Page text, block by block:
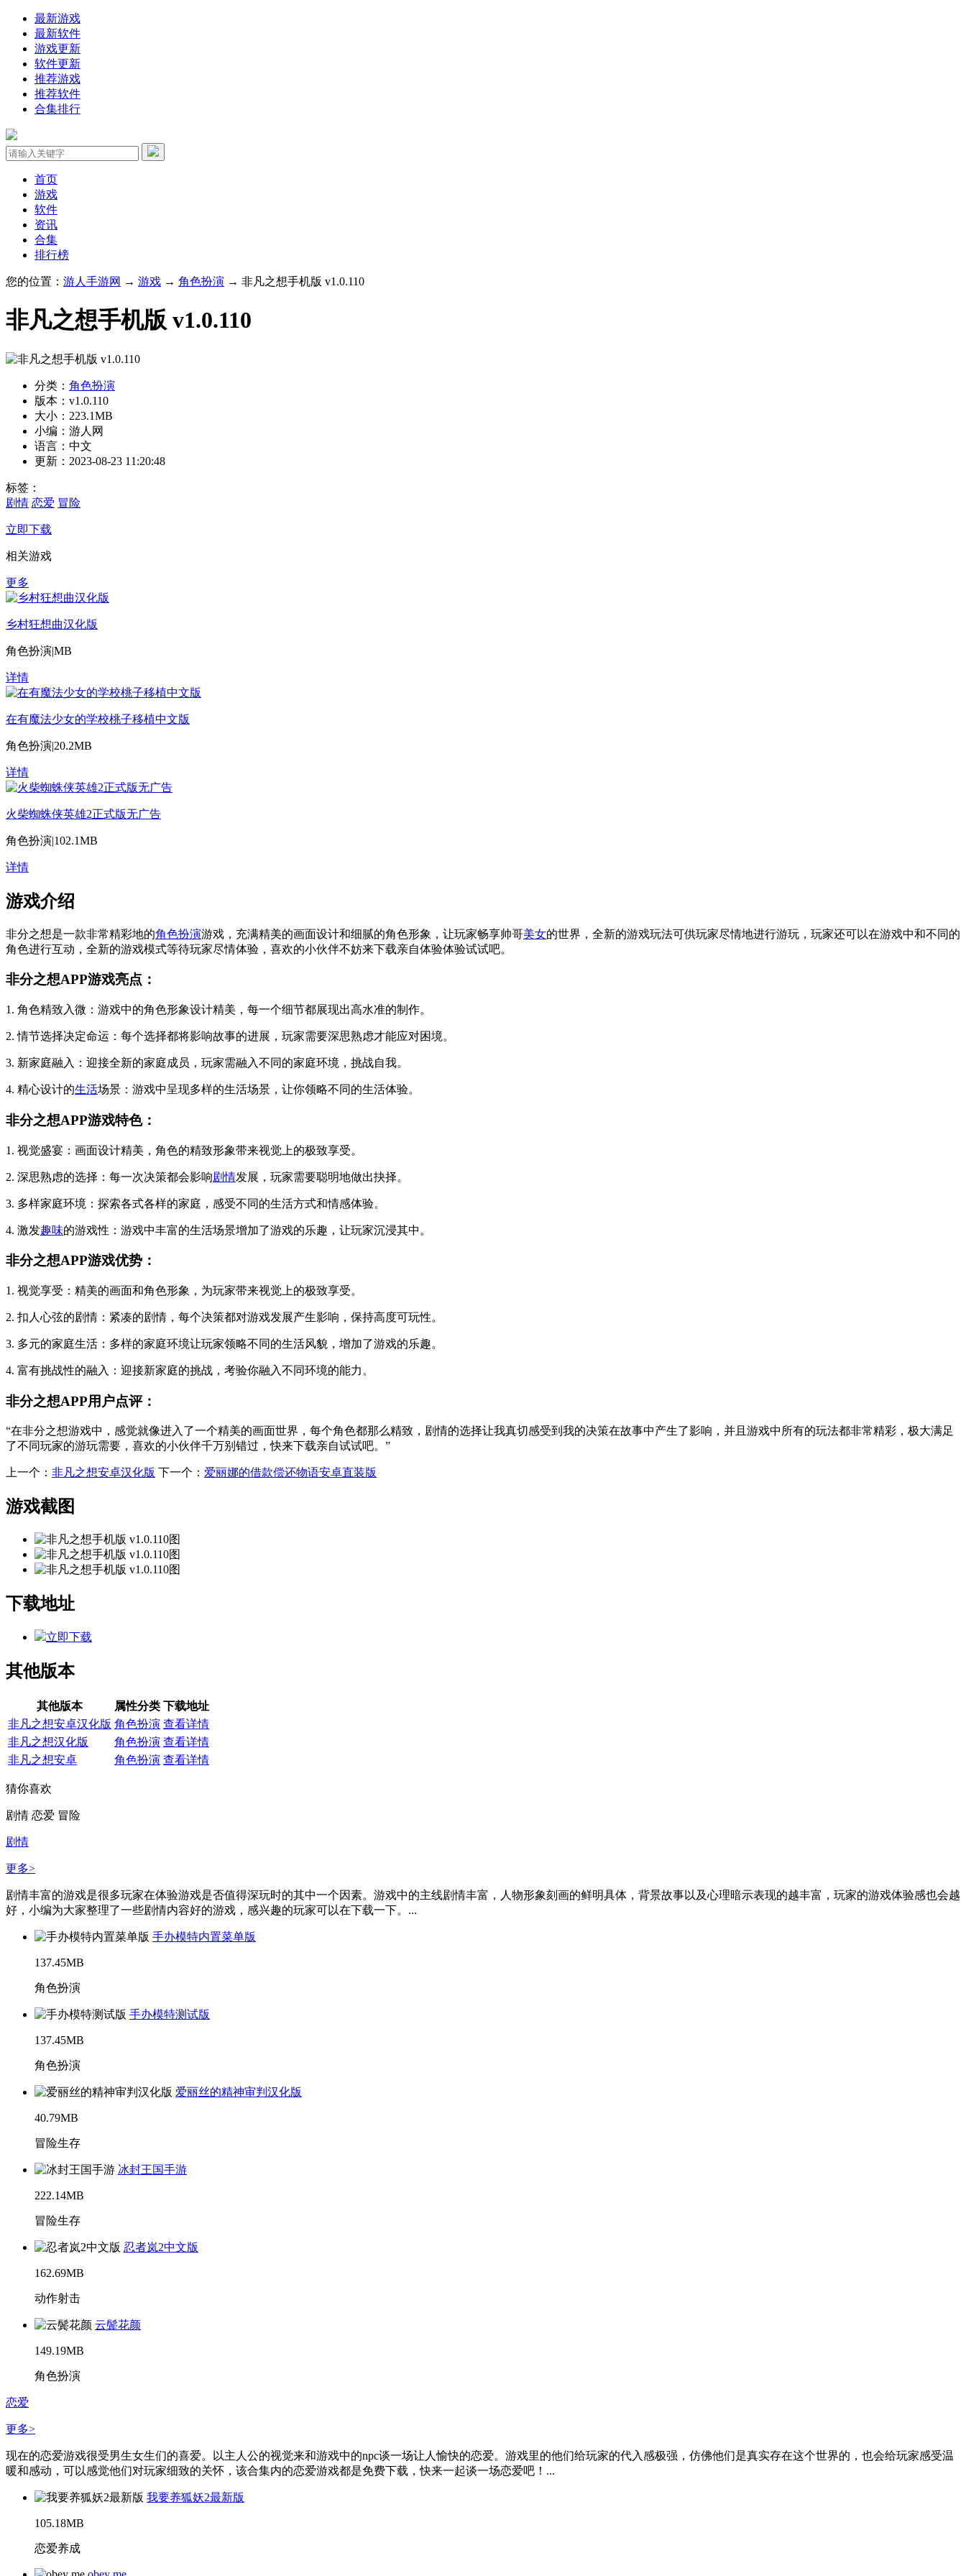
最新游戏
最新软件
游戏更新
软件更新
推荐游戏
推荐软件
合集排行
首页
游戏
软件
资讯
合集
排行榜
您的位置： 游人手游网 → 游戏 → 角色扮演 → 非凡之想手机版 v1.0.110
非凡之想手机版 v1.0.110
分类： 角色扮演
版本：v1.0.110
大小：223.1MB
小编：游人网
语言：中文
更新：2023-08-23 11:20:48
标签：
剧情 恋爱 冒险
立即下载
相关游戏
更多
乡村狂想曲汉化版
角色扮演|MB
详情
在有魔法少女的学校桃子移植中文版
角色扮演|20.2MB
详情
火柴蜘蛛侠英雄2正式版无广告
角色扮演|102.1MB
详情
游戏介绍
非分之想是一款非常精彩地的角色扮演游戏，充满精美的画面设计和细腻的角色形象，让玩家畅享帅哥美女的世界，全新的游戏玩法可供玩家尽情地进行游玩，玩家还可以在游戏中和不同的
角色进行互动，全新的游戏模式等待玩家尽情体验，喜欢的小伙伴不妨来下载亲自体验体验试试吧。
非分之想APP游戏亮点：
1. 角色精致入微：游戏中的角色形象设计精美，每一个细节都展现出高水准的制作。
2. 情节选择决定命运：每个选择都将影响故事的进展，玩家需要深思熟虑才能应对困境。
3. 新家庭融入：迎接全新的家庭成员，玩家需融入不同的家庭环境，挑战自我。
4. 精心设计的生活场景：游戏中呈现多样的生活场景，让你领略不同的生活体验。
非分之想APP游戏特色：
1. 视觉盛宴：画面设计精美，角色的精致形象带来视觉上的极致享受。
2. 深思熟虑的选择：每一次决策都会影响剧情发展，玩家需要聪明地做出抉择。
3. 多样家庭环境：探索各式各样的家庭，感受不同的生活方式和情感体验。
4. 激发趣味的游戏性：游戏中丰富的生活场景增加了游戏的乐趣，让玩家沉浸其中。
非分之想APP游戏优势：
1. 视觉享受：精美的画面和角色形象，为玩家带来视觉上的极致享受。
2. 扣人心弦的剧情：紧凑的剧情，每个决策都对游戏发展产生影响，保持高度可玩性。
3. 多元的家庭生活：多样的家庭环境让玩家领略不同的生活风貌，增加了游戏的乐趣。
4. 富有挑战性的融入：迎接新家庭的挑战，考验你融入不同环境的能力。
非分之想APP用户点评：
“在非分之想游戏中，感觉就像进入了一个精美的画面世界，每个角色都那么精致，剧情的选择让我真切感受到我的决策在故事中产生了影响，并且游戏中所有的玩法都非常精彩，极大满足
了不同玩家的游玩需要，喜欢的小伙伴千万别错过，快来下载亲自试试吧。”
上一个： 非凡之想安卓汉化版 下一个： 爱丽娜的借款偿还物语安卓直装版
游戏截图
下载地址
立即下载
其他版本
其他版本 属性分类 下载地址
非凡之想安卓汉化版 角色扮演 查看详情
非凡之想汉化版
角色扮演 查看详情
非凡之想安卓
角色扮演 查看详情
猜你喜欢
剧情 恋爱 冒险
剧情
更多>
剧情丰富的游戏是很多玩家在体验游戏是否值得深玩时的其中一个因素。游戏中的主线剧情丰富，人物形象刻画的鲜明具体，背景故事以及心理暗示表现的越丰富，玩家的游戏体验感也会越
好，小编为大家整理了一些剧情内容好的游戏，感兴趣的玩家可以在下载一下。...
手办模特内置菜单版
137.45MB
角色扮演
手办模特测试版
137.45MB
角色扮演
爱丽丝的精神审判汉化版
40.79MB
冒险生存
冰封王国手游
222.14MB
冒险生存
忍者岚2中文版
162.69MB
动作射击
云鬓花颜
149.19MB
角色扮演
恋爱
更多>
现在的恋爱游戏很受男生女生们的喜爱。以主人公的视觉来和游戏中的npc谈一场让人愉快的恋爱。游戏里的他们给玩家的代入感极强，仿佛他们是真实存在这个世界的，也会给玩家感受温
暖和感动，可以感觉他们对玩家细致的关怀，该合集内的恋爱游戏都是免费下载，快来一起谈一场恋爱吧！...
我要养狐妖2最新版
105.18MB
恋爱养成